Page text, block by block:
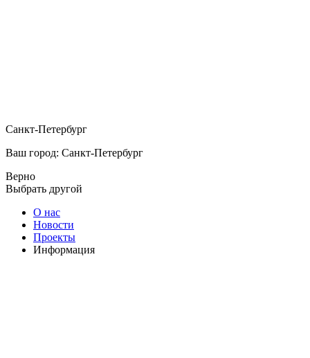
Санкт-Петербург
Ваш город: Санкт-Петербург
Верно
Выбрать другой
О нас
Новости
Проекты
Информация